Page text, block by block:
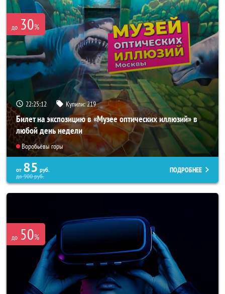
до 30%
22:25:08 Купили:219
Билет на экспозицию в «Музее оптических иллюзий» в
любой день недели
Воробьёвы горы
от 85 руб.
до900руб.
ПОДРОБНЕЕ
до 50%